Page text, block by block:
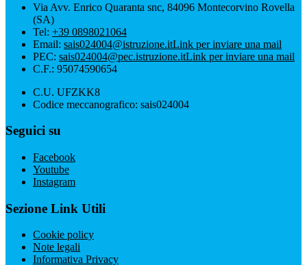
Via Avv. Enrico Quaranta snc, 84096 Montecorvino Rovella
(SA)
Tel: +39 0898021064
Email: sais024004@istruzione.itLink per inviare una mail
PEC: sais024004@pec.istruzione.itLink per inviare una mail
C.F.: 95074590654
C.U. UFZKK8
Codice meccanografico: sais024004
Seguici su
Facebook
Youtube
Instagram
Sezione Link Utili
Cookie policy
Note legali
Informativa Privacy